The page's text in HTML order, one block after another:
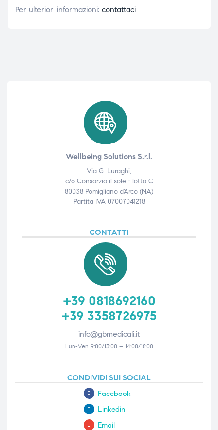
Per ulteriori informazioni: contattaci
Wellbeing Solutions S.r.l.
Via G. Luraghi,
c/o Consorzio il sole - lotto C
80038 Pomigliano d'Arco (NA)
Partita IVA 07007041218
CONTATTI
+39 0818692160
+39 3358726975
info@gbmedicali.it
Lun-Ven 9:00/13:00 – 14:00/18:00
CONDIVIDI SUI SOCIAL
Facebook
Linkedin
Email